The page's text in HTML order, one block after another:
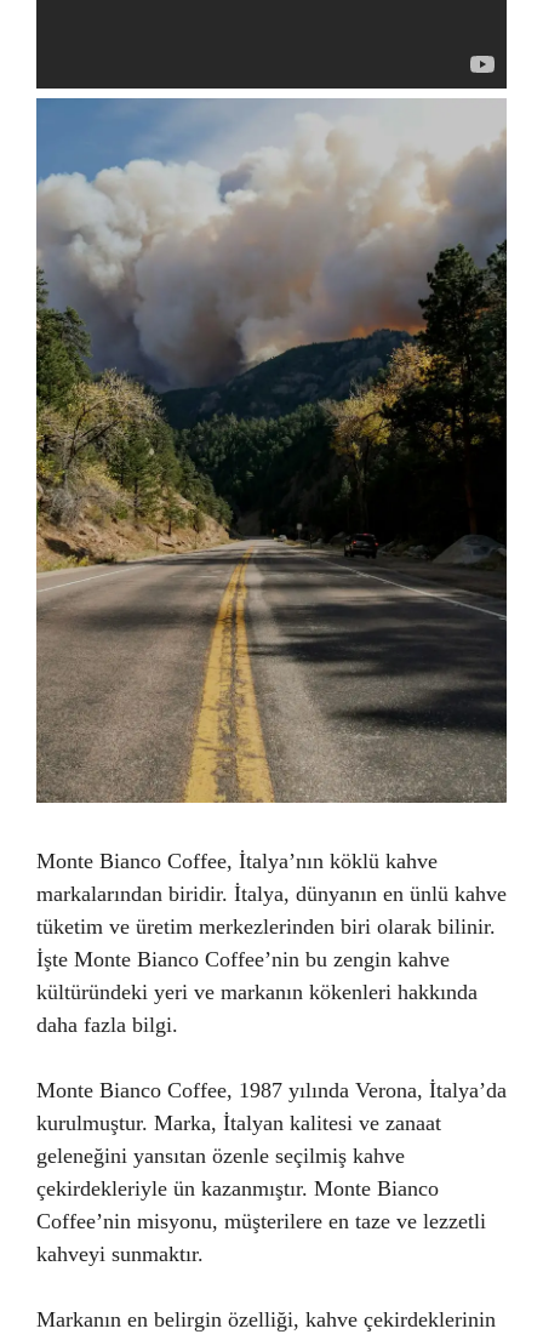
Monte Bianco Coffee, İtalya’nın köklü kahve
markalarından biridir. İtalya, dünyanın en ünlü kahve
tüketim ve üretim merkezlerinden biri olarak bilinir.
İşte Monte Bianco Coffee’nin bu zengin kahve
kültüründeki yeri ve markanın kökenleri hakkında
daha fazla bilgi.
Monte Bianco Coffee, 1987 yılında Verona, İtalya’da
kurulmuştur. Marka, İtalyan kalitesi ve zanaat
geleneğini yansıtan özenle seçilmiş kahve
çekirdekleriyle ün kazanmıştır. Monte Bianco
Coffee’nin misyonu, müşterilere en taze ve lezzetli
kahveyi sunmaktır.
Markanın en belirgin özelliği, kahve çekirdeklerinin